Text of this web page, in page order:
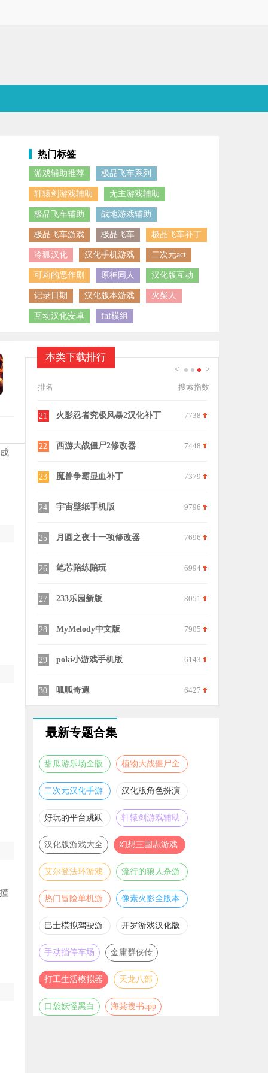
辆，这款补丁可以优化玩家的部分低配车辆的性能，让玩家前期可
热门标签
游戏辅助推荐 极品飞车系列
轩辕剑游戏辅助 无主游戏辅助
极品飞车辅助 战地游戏辅助
极品飞车游戏 极品飞车 极品飞车补丁
冷狐汉化 汉化手机游戏 二次元act
可莉的恶作剧 原神同人 汉化版互动
记录日期 汉化版本游戏 火柴人
互动汉化安卓 fnf模组
本类下载排行
< >
排名 搜索指数
8083
21 火影忍者究极风暴2汉化补丁 7738
22 西游大战僵尸2修改器 7448
23 魔兽争霸显血补丁 7379
24 宇宙壁纸手机版 9796
25 月圆之夜十一项修改器 7696
26 笔芯陪练陪玩 6994
27 233乐园新版 8051
28 MyMelody中文版 7905
29 poki小游戏手机版 6143
30 呱呱奇遇 6427
最新专题合集
甜瓜游乐场全版
本合集
植物大战僵尸全
版本合集
二次元汉化手游
推荐
汉化版角色扮演
游戏大全
好玩的平台跳跃
游戏合集
轩辕剑游戏辅助
合集
汉化版游戏大全
幻想三国志游戏
辅助合集
艾尔登法环游戏
辅助合集
流行的狼人杀游
戏合集
热门冒险单机游
戏合集
像素火影全版本
合集
巴士模拟驾驶游
戏合集
开罗游戏汉化版
大全
手动挡停车场
金庸群侠传
打工生活模拟器 天龙八部
口袋妖怪黑白 海棠搜书app